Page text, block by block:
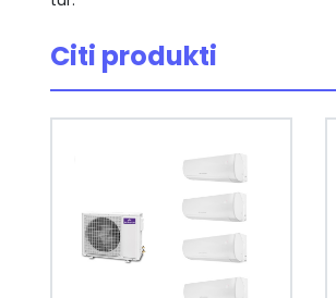
Citi produkti